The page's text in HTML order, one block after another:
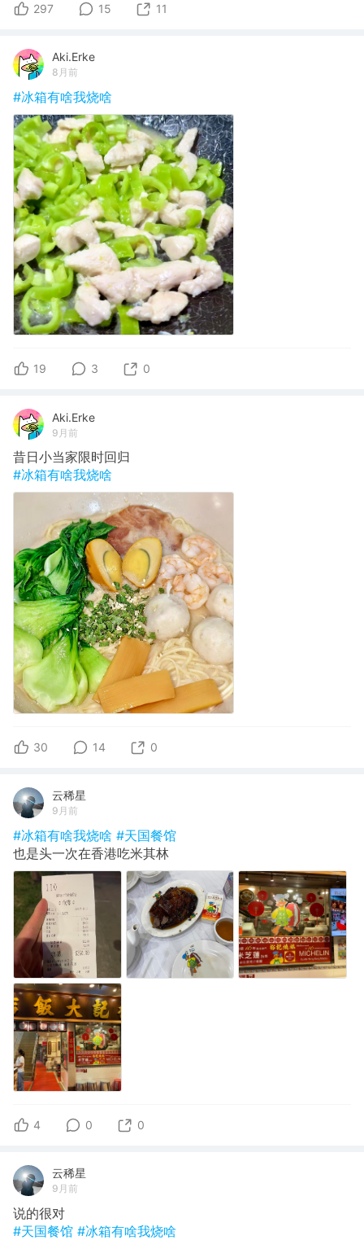
297 15 11
Aki.Erke
8月前
#冰箱有啥我烧啥
19 3 0
Aki.Erke
9月前
昔日小当家限时回归
#冰箱有啥我烧啥
30 14 0
云稀星
9月前
#冰箱有啥我烧啥 #天国餐馆
也是头一次在香港吃米其林
4 0 0
云稀星
9月前
说的很对
#天国餐馆 #冰箱有啥我烧啥